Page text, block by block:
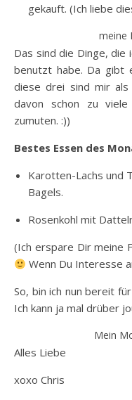
gekauft. (Ich liebe
meine
Das sind die Dinge, die
benutzt habe. Da gibt
diese drei sind mir als
davon schon zu
zumuten. :))
Bestes Essen des
Karotten-Lachs und
Bagels.
Rosenkohl mit
(Ich erspare Dir meine
Wenn Du Interesse
So, bin ich nun bereit
Ich kann ja mal drüber
Mein
Alles Liebe
xoxo Chris